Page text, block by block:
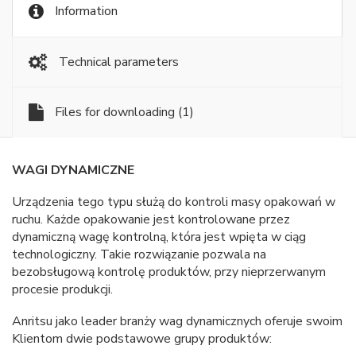
Information
Technical parameters
Files for downloading (1)
WAGI DYNAMICZNE
Urządzenia tego typu służą do kontroli masy opakowań w
ruchu. Każde opakowanie jest kontrolowane przez
dynamiczną wagę kontrolną, która jest wpięta w ciąg
technologiczny. Takie rozwiązanie pozwala na
bezobsługową kontrolę produktów, przy nieprzerwanym
procesie produkcji.
Anritsu jako leader branży wag dynamicznych oferuje swoim
Klientom dwie podstawowe grupy produktów: